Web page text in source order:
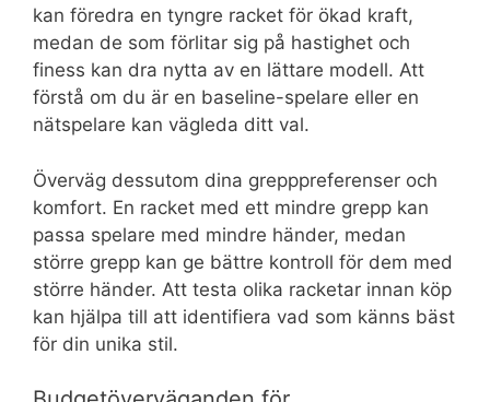
kan föredra en tyngre racket för ökad kraft,
medan de som förlitar sig på hastighet och
finess kan dra nytta av en lättare modell. Att
förstå om du är en baseline-spelare eller en
nätspelare kan vägleda ditt val.
Överväg dessutom dina grepppreferenser och
komfort. En racket med ett mindre grepp kan
passa spelare med mindre händer, medan
större grepp kan ge bättre kontroll för dem med
större händer. Att testa olika racketar innan köp
kan hjälpa till att identifiera vad som känns bäst
för din unika stil.